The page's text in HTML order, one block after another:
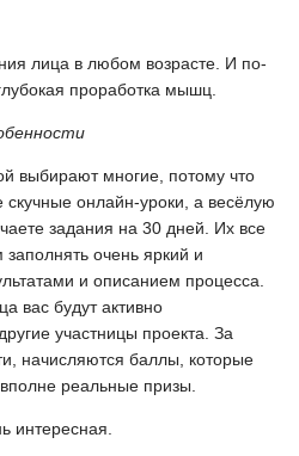
лица в любом возрасте. И по-
проработка мышц.
выбирают многие, потому что
скучные онлайн-уроки, а весёлую
задания на 30 дней. Их все
очень яркий и
и описанием процесса.
вас будут активно
участницы проекта. За
начисляются баллы, которые
реальные призы.
интересная.